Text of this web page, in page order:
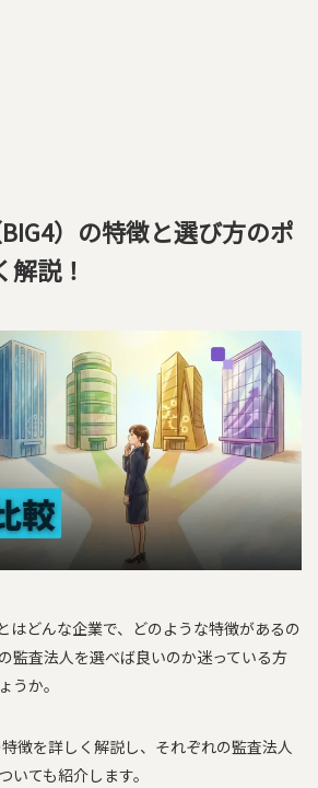
）の特徴と選び方のポ
説！
はどんな企業で、どのような特徴があるの
監査法人を選べば良いのか迷っている方
うか。
徴を詳しく解説し、それぞれの監査法人
いても紹介します。